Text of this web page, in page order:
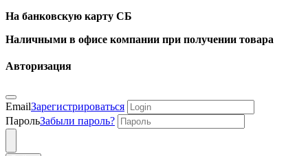
На банковскую карту СБ
Наличными в офисе компании при получении товара
Авторизация
EmailЗарегистрироваться
ПарольЗабыли пароль?